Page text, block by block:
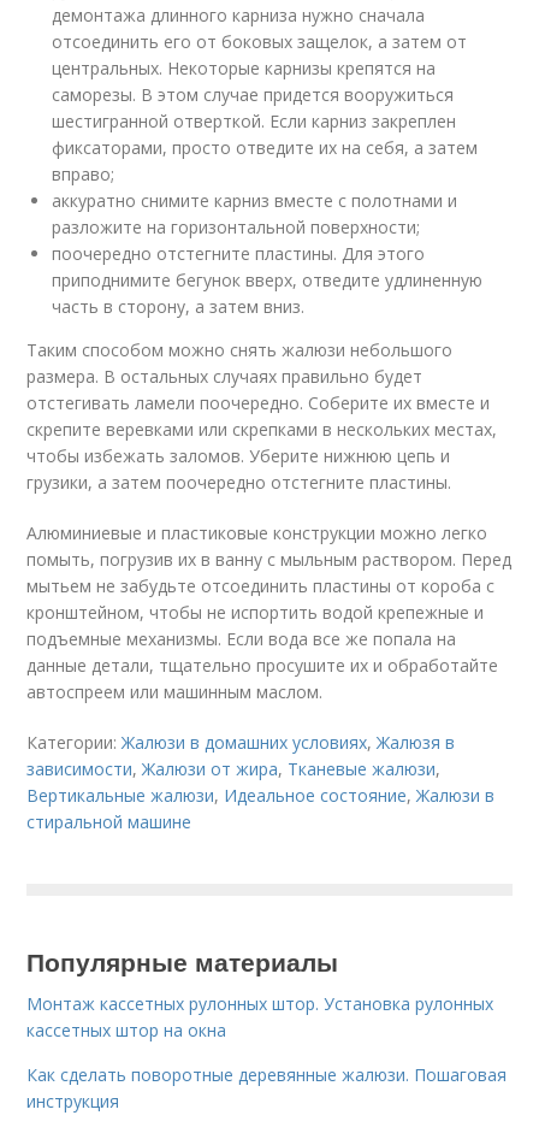
демонтажа длинного карниза нужно сначала
отсоединить его от боковых защелок, а затем от
центральных. Некоторые карнизы крепятся на
саморезы. В этом случае придется вооружиться
шестигранной отверткой. Если карниз закреплен
фиксаторами, просто отведите их на себя, а затем
вправо;
аккуратно снимите карниз вместе с полотнами и
разложите на горизонтальной поверхности;
поочередно отстегните пластины. Для этого
приподнимите бегунок вверх, отведите удлиненную
часть в сторону, а затем вниз.
Таким способом можно снять жалюзи небольшого
размера. В остальных случаях правильно будет
отстегивать ламели поочередно. Соберите их вместе и
скрепите веревками или скрепками в нескольких местах,
чтобы избежать заломов. Уберите нижнюю цепь и
грузики, а затем поочередно отстегните пластины.
Алюминиевые и пластиковые конструкции можно легко
помыть, погрузив их в ванну с мыльным раствором. Перед
мытьем не забудьте отсоединить пластины от короба с
кронштейном, чтобы не испортить водой крепежные и
подъемные механизмы. Если вода все же попала на
данные детали, тщательно просушите их и обработайте
автоспреем или машинным маслом.
Категории:Жалюзи в домашних условиях,Жалюзя в
зависимости,Жалюзи от жира, Тканевые жалюзи,
Вертикальные жалюзи, Идеальное состояние,Жалюзи в
стиральной машине
Популярные материалы
Монтаж кассетных рулонных штор. Установка рулонных
кассетных штор на окна
Как сделать поворотные деревянные жалюзи. Пошаговая
инструкция